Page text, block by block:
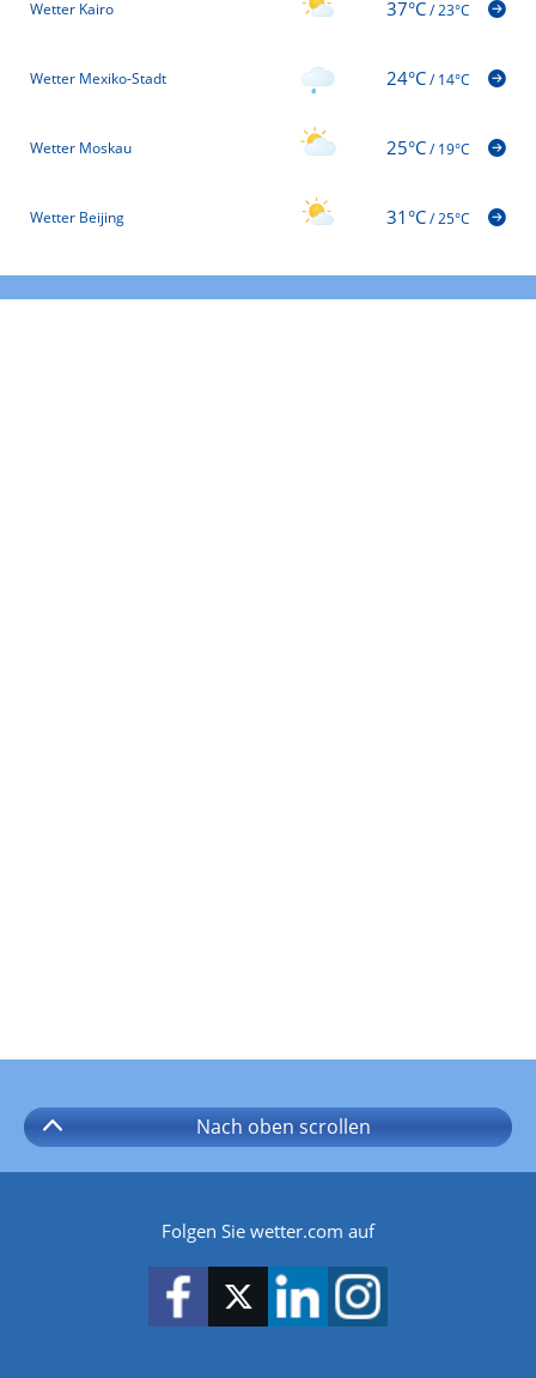
Wetter Kairo 37°C/23°C
Wetter Mexiko-Stadt 24°C/14°C
Wetter Moskau 25°C/19°C
Wetter Beijing 31°C/25°C
Nach oben scrollen
Folgen Sie wetter.com auf